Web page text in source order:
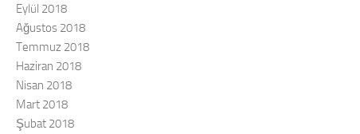
Eylül 2018
Ağustos 2018
Temmuz 2018
Haziran 2018
Nisan 2018
Mart 2018
Şubat 2018